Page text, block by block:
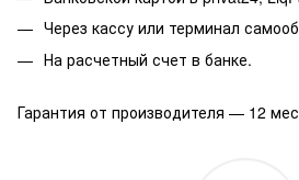
Через кассу или терминал
На расчетный счет в банке.
Гарантия от производителя — 12